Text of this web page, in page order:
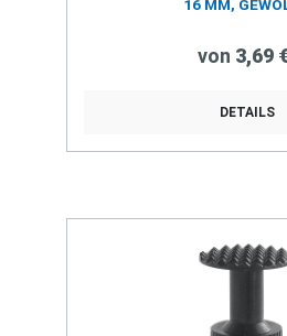
16 MM,
von 3,69
DETAILS